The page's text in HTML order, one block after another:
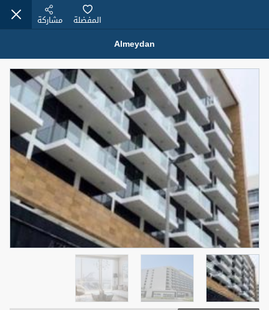
عقارات للبيع (12442)
1.5 BHK 48 Parkside
شقةللبيع 1,350,000 درهم
4
سرير
1
حمام
2
المنطقة (متر
مربع)
75.43
المعروض
مفروش/ة جزئيا
حالة
جاهز
اسم الوسيط
MOHAMMED ARSHAD SAIYED
رقم الوسيط
أتصل الأن
5 أشهر +
Almeydan
المفضلة مشاركة